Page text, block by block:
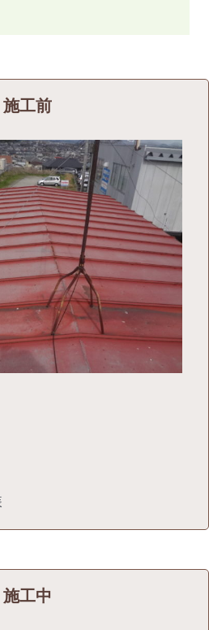
施工前
施工中